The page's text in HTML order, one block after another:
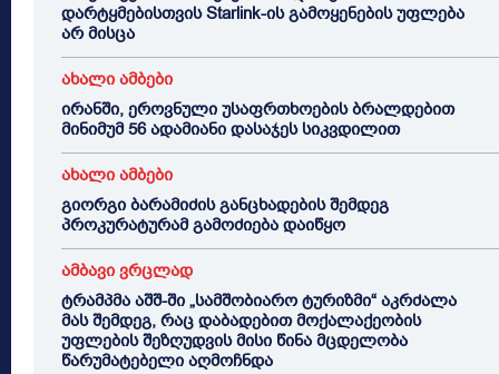
დარტყმებისთვის Starlink-ის გამოყენების უფლება
არ მისცა
ახალი ამბები
ირანში, ეროვნული უსაფრთხოების ბრალდებით
მინიმუმ 56 ადამიანი დასაჯეს სიკვდილით
ახალი ამბები
გიორგი ბარამიძის განცხადების შემდეგ
პროკურატურამ გამოძიება დაიწყო
ამბავი ვრცლად
ტრამპმა აშშ-ში „სამშობიარო ტურიზმი“ აკრძალა
მას შემდეგ, რაც დაბადებით მოქალაქეობის
უფლების შეზღუდვის მისი წინა მცდელობა
წარუმატებელი აღმოჩნდა